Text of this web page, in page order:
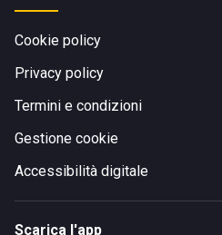
Cookie policy
Privacy policy
Termini e condizioni
Gestione cookie
Accessibilità digitale
Scarica l'app